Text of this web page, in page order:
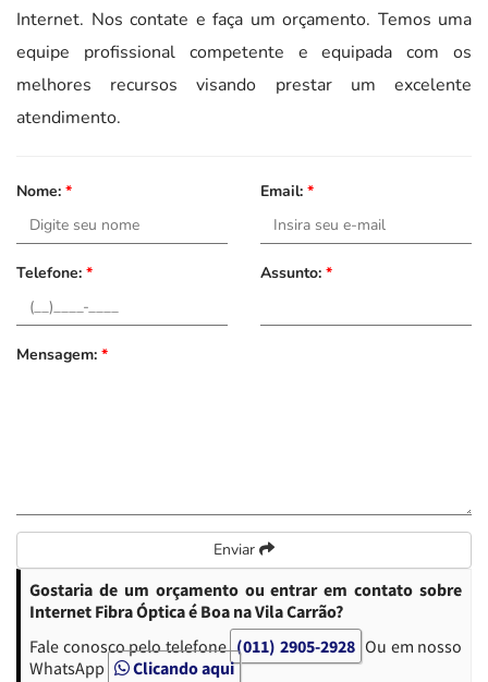
Internet. Nos contate e faça um orçamento. Temos uma
equipe profissional competente e equipada com os
melhores recursos visando prestar um excelente
atendimento.
Nome: * Email: *
Telefone: * Assunto: *
Mensagem: *
Enviar
Gostaria de um orçamento ou entrar em contato sobre
Internet Fibra Óptica é Boa na Vila Carrão?
Fale conosco pelo telefone (011) 2905-2928 Ou em nosso
WhatsApp
Clicando aqui